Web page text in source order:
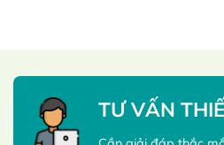
TƯ VẤN